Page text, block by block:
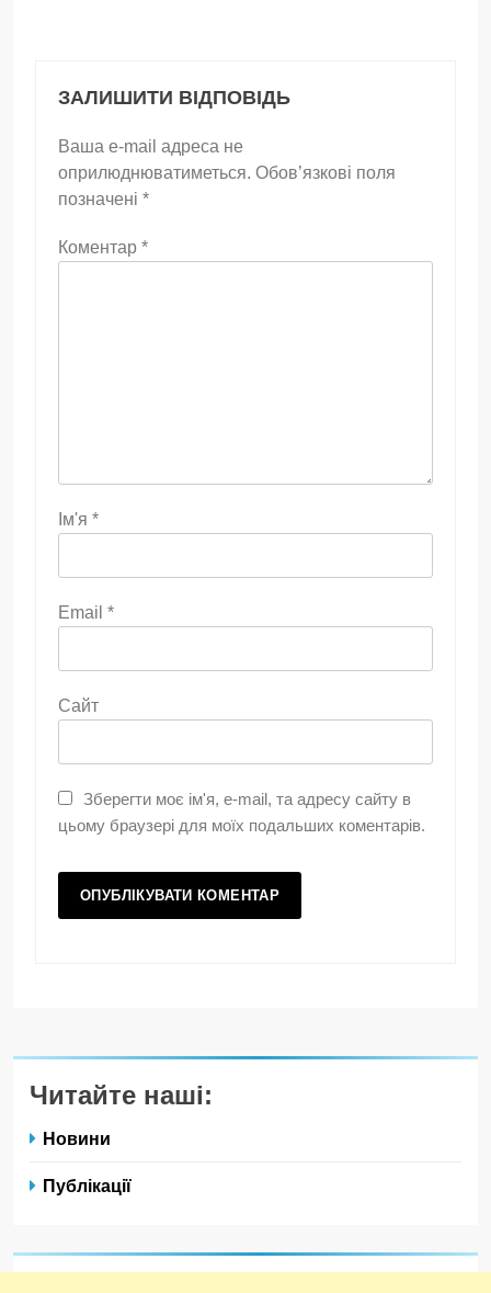
ЗАЛИШИТИ ВІДПОВІДЬ
Ваша e-mail адреса не
оприлюднюватиметься. Обов’язкові поля
позначені *
Коментар *
Ім'я *
Email *
Сайт
Зберегти моє ім'я, e-mail, та адресу сайту в
цьому браузері для моїх подальших коментарів.
Читайте наші:
Новини
Публікації